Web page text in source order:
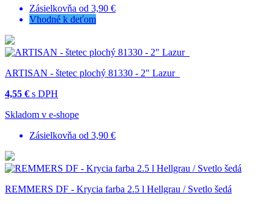
Zásielkovňa od 3,90 €
Vhodné k deťom
ARTISAN - štetec plochý 81330 - 2" Lazur
4,55 € s DPH
Skladom v e-shope
Zásielkovňa od 3,90 €
REMMERS DF - Krycia farba 2.5 l Hellgrau / Svetlo šedá